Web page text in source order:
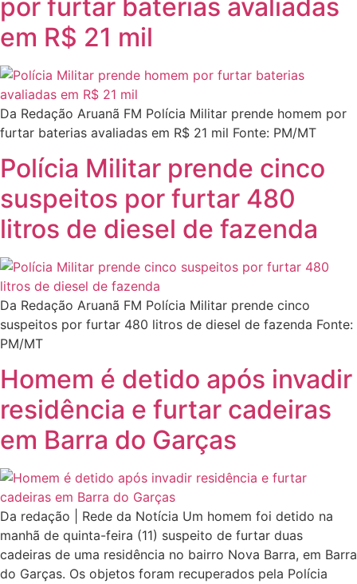
por furtar baterias avaliadas
em R$ 21 mil
Da Redação Aruanã FM Polícia Militar prende homem por
furtar baterias avaliadas em R$ 21 mil Fonte: PM/MT
Polícia Militar prende cinco
suspeitos por furtar 480
litros de diesel de fazenda
Da Redação Aruanã FM Polícia Militar prende cinco
suspeitos por furtar 480 litros de diesel de fazenda Fonte:
PM/MT
Homem é detido após invadir
residência e furtar cadeiras
em Barra do Garças
Da redação | Rede da Notícia Um homem foi detido na
manhã de quinta-feira (11) suspeito de furtar duas
cadeiras de uma residência no bairro Nova Barra, em Barra
do Garças. Os objetos foram recuperados pela Polícia